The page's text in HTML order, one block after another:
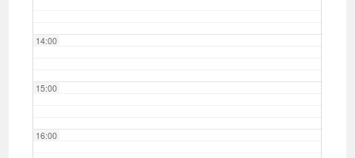
14:00
15:00
16:00